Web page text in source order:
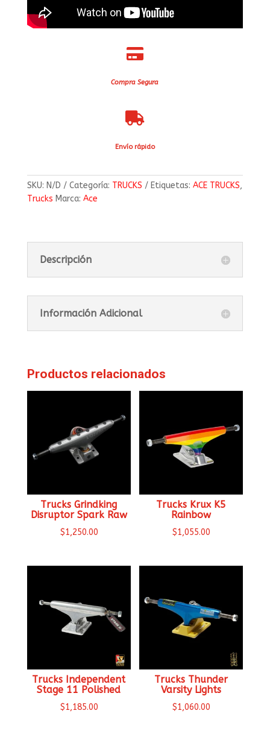

Compra Segura

Envío rápido
SKU: N/D Categoría: TRUCKS Etiquetas: ACE TRUCKS,
Trucks Marca: Ace
Descripción
Información Adicional
Productos relacionados
Trucks Grindking
Disruptor Spark Raw
$1,250.00
Trucks Krux K5
Rainbow
$1,055.00
Trucks Independent
Stage 11 Polished
$1,185.00
Trucks Thunder
Varsity Lights
$1,060.00